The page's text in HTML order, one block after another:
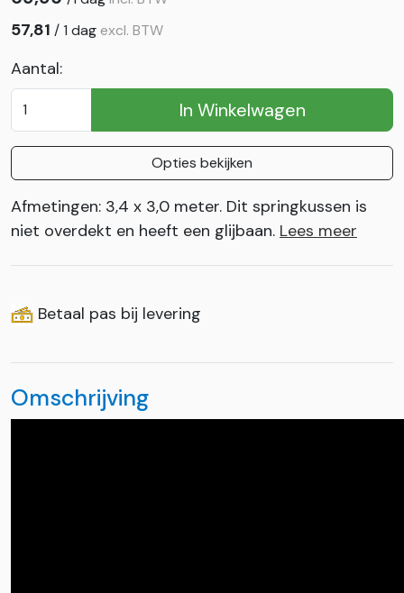
57,81 /1 dag excl. BTW
Aantal:
In Winkelwagen
Opties bekijken
Afmetingen: 3,4 x 3,0 meter. Dit springkussen is
niet overdekt en heeft een glijbaan. Lees meer
Betaal pas bij levering
Omschrijving